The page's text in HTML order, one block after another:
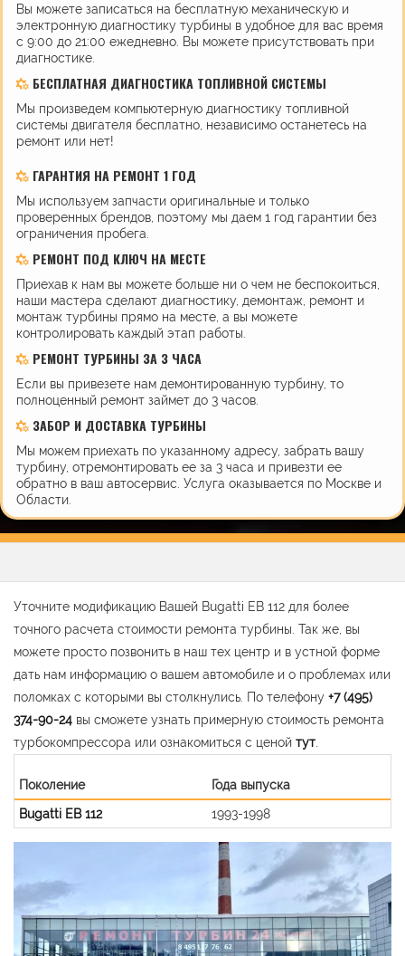
Вы можете записаться на бесплатную механическую и
электронную диагностику турбины в удобное для вас время
с 9:00 до 21:00 ежедневно. Вы можете присутствовать при
диагностике.
БЕСПЛАТНАЯ ДИАГНОСТИКА ТОПЛИВНОЙ СИСТЕМЫ
Мы произведем компьютерную диагностику топливной
системы двигателя бесплатно, независимо останетесь на
ремонт или нет!
ГАРАНТИЯ НА РЕМОНТ 1 ГОД
Мы используем запчасти оригинальные и только
проверенных брендов, поэтому мы даем 1 год гарантии без
ограничения пробега.
РЕМОНТ ПОД КЛЮЧ НА МЕСТЕ
Приехав к нам вы можете больше ни о чем не беспокоиться,
наши мастера сделают диагностику, демонтаж, ремонт и
монтаж турбины прямо на месте, а вы можете
контролировать каждый этап работы.
РЕМОНТ ТУРБИНЫ ЗА 3 ЧАСА
Если вы привезете нам демонтированную турбину, то
полноценный ремонт займет до 3 часов.
ЗАБОР И ДОСТАВКА ТУРБИНЫ
Мы можем приехать по указанному адресу, забрать вашу
турбину, отремонтировать ее за 3 часа и привезти ее
обратно в ваш автосервис. Услуга оказывается по Москве и
Области.
Уточните модификацию Вашей Bugatti EB 112 для более
точного расчета стоимости ремонта турбины. Так же, вы
можете просто позвонить в наш тех центр и в устной форме
дать нам информацию о вашем автомобиле и о проблемах или
поломках с которыми вы столкнулись. По телефону +7 (495)
374-90-24 вы сможете узнать примерную стоимость ремонта
турбокомпрессора или ознакомиться с ценой тут
Поколение
Года выпуска
Bugatti EB 112
1993-1998